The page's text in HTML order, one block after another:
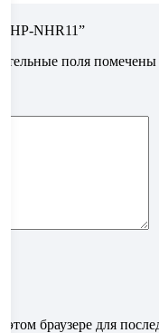
HP-NHR11”
поля помечены
браузере для